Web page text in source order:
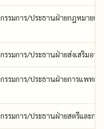
กรรมการ/ประธานฝ่ายกฎหมายแ
กรรมการ/ประธานฝ่ายส่งเสริมอา
กรรมการ/ประธานฝ่ายการแพทย์
กรรมการ/ประธานฝ่ายสตรีและกลุ่